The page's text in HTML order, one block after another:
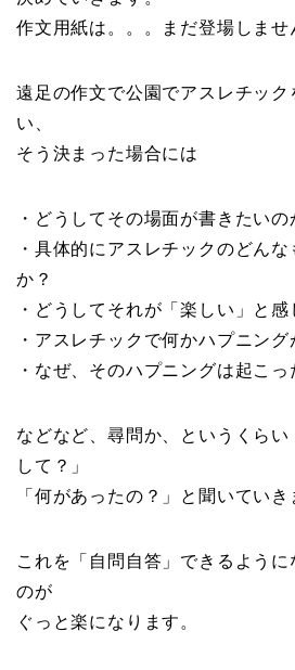
作文用紙は。。。まだ登場しませ
遠足の作文で公園でアスレチック
い、
そう決まった場合には
・どうしてその場面が書きたいの
・具体的にアスレチックのどん
か？
・どうしてそれが「楽しい」と感
・アスレチックで何かハプニング
・なぜ、そのハプニングは起こっ
などなど、尋問か、というくらい
して？」
「何があったの？」と聞いていき
これを「自問自答」できるように
のが
ぐっと楽になります。